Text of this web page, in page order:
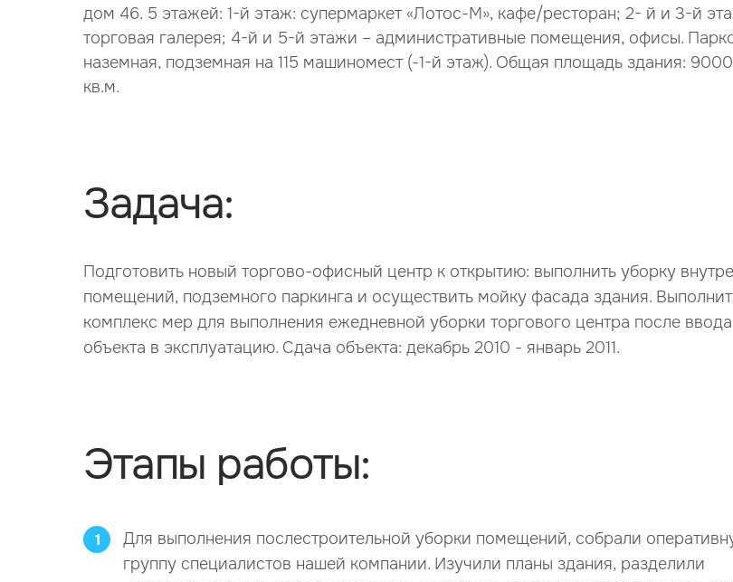
дом 46. 5 этажей: 1-й этаж: супермаркет «Лотос-М», кафе/ресторан; 2- й и 3-й
торговая галерея; 4-й и 5-й этажи – административные помещения, офисы.
наземная, подземная на 115 машиномест (-1-й этаж). Общая площадь здания: 9000
кв.м.
Задача:
Подготовить новый торгово-офисный центр к открытию: выполнить уборку
помещений, подземного паркинга и осуществить мойку фасада здания.
комплекс мер для выполнения ежедневной уборки торгового центра после ввода
объекта в эксплуатацию. Сдача объекта: декабрь 2010 - январь 2011.
Этапы работы:
1
Для выполнения послестроительной уборки помещений, собрали
группу специалистов нашей компании. Изучили планы здания, разделили